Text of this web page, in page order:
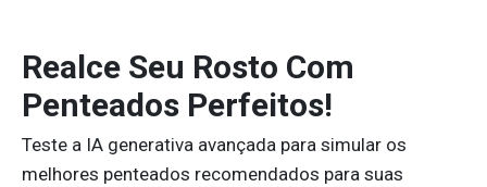
Realce Seu Rosto Com
Penteados Perfeitos!
Teste a IA generativa avançada para simular os
melhores penteados recomendados para suas